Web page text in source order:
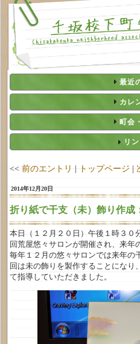
最近
カレ
町会
リ
<< 前のエントリ | トップページ |
2014年12月20日
折り紙で干支（未）飾り作成
本日（１２月２０日）午後１時３０
回荒屋悠々サロンが開催され、来年
毎年１２月の悠々サロンでは来年の
回は未の飾りを製作することになり
て指導していただきました。